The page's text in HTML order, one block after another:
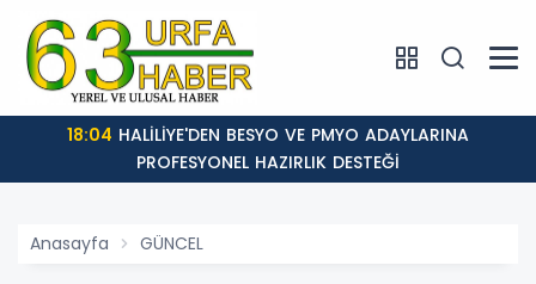
18:04
PROFESYONEL HAZIRLIK DESTEĞİ
Anasayfa GÜNCEL